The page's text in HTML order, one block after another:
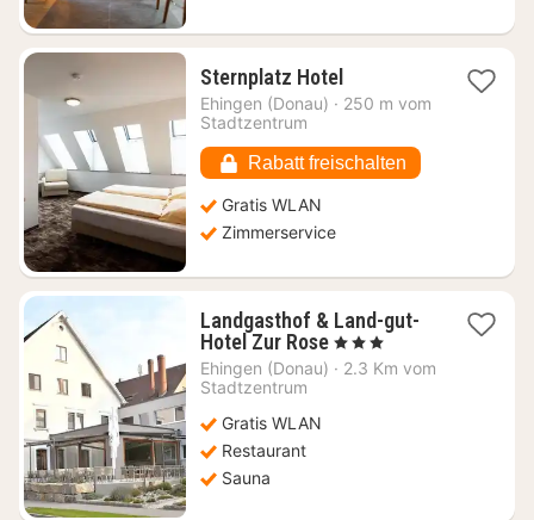
Sternplatz Hotel1
Nacht
€
Ehingen (Donau) · 250 m vom
Stadtzentrum
Rabatt freischalten
Gratis WLAN
Zimmerservice
Landgasthof & Land-gut-
Hotel Zur Rose1
Nacht
, 3 Sterne
Ehingen (Donau) · 2.3 Km vom
Stadtzentrum
Gratis WLAN
Restaurant
Sauna